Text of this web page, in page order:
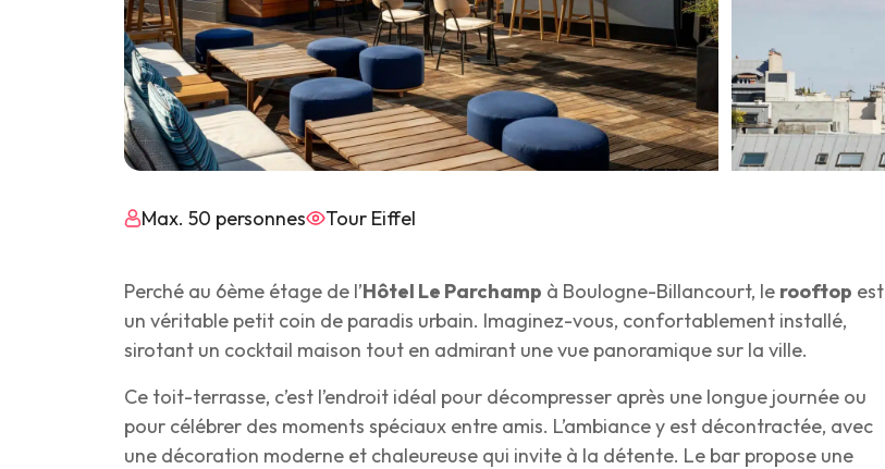
Max. 50 personnes Tour Eiffel
Perché au 6ème étage de l’Hôtel Le Parchamp à Boulogne-Billancourt, le rooftop est
un véritable petit coin de paradis urbain. Imaginez-vous, confortablement installé,
sirotant un cocktail maison tout en admirant une vue panoramique sur la ville.
Ce toit-terrasse, c’est l’endroit idéal pour décompresser après une longue journée ou
pour célébrer des moments spéciaux entre amis. L’ambiance y est décontractée, avec
une décoration moderne et chaleureuse qui invite à la détente. Le bar propose une